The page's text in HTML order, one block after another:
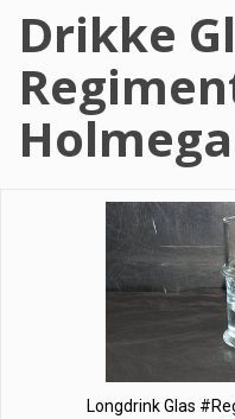
Drikke
Longdrink Glas